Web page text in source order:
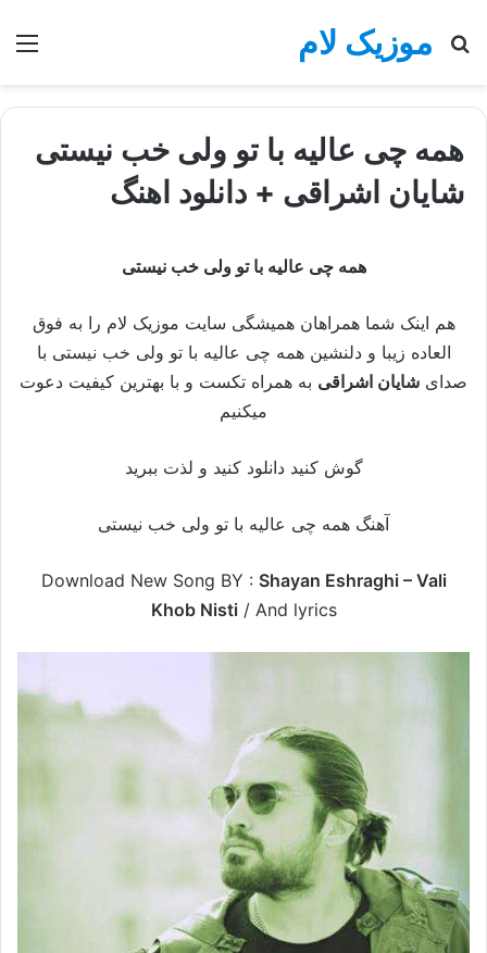
موزیک لام
جستجو
همه چی عالیه با تو ولی خب نیستی
شایان اشراقی + دانلود اهنگ
همه چی عالیه با تو ولی خب نیستی
هم اینک شما همراهان همیشگی سایت موزیک لام را به فوق
العاده زیبا و دلنشین همه چی عالیه با تو ولی خب نیستی با
صدای شایان اشراقی به همراه تکست و با بهترین کیفیت دعوت
میکنیم
گوش کنید دانلود کنید و لذت ببرید
آهنگ همه چی عالیه با تو ولی خب نیستی
Download New Song BY : Shayan Eshraghi – Vali
Khob Nisti / And lyrics